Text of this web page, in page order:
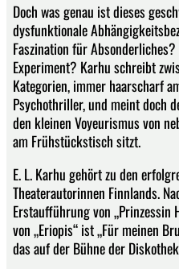
Doch was genau ist dieses
dysfunktionale
Faszination für
Experiment? Karhu schreibt
Kategorien, immer haarscharf
Psychothriller, und meint doch
den kleinen Voyeurismus von
am Frühstückstisch sitzt.
E. L. Karhu gehört zu den
Theaterautorinnen Finnlands.
Erstaufführung von
von „Eriopis“ ist „Für meinen
das auf der Bühne der